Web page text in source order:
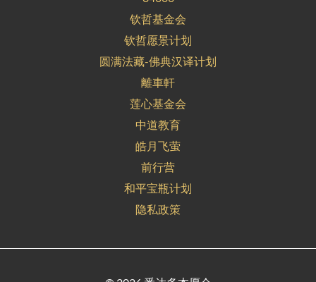
钦哲基金会
钦哲愿景计划
圆满法藏-佛典汉译计划
離車軒
莲心基金会
中道教育
皓月飞萤
前行营
和平宝瓶计划
隐私政策